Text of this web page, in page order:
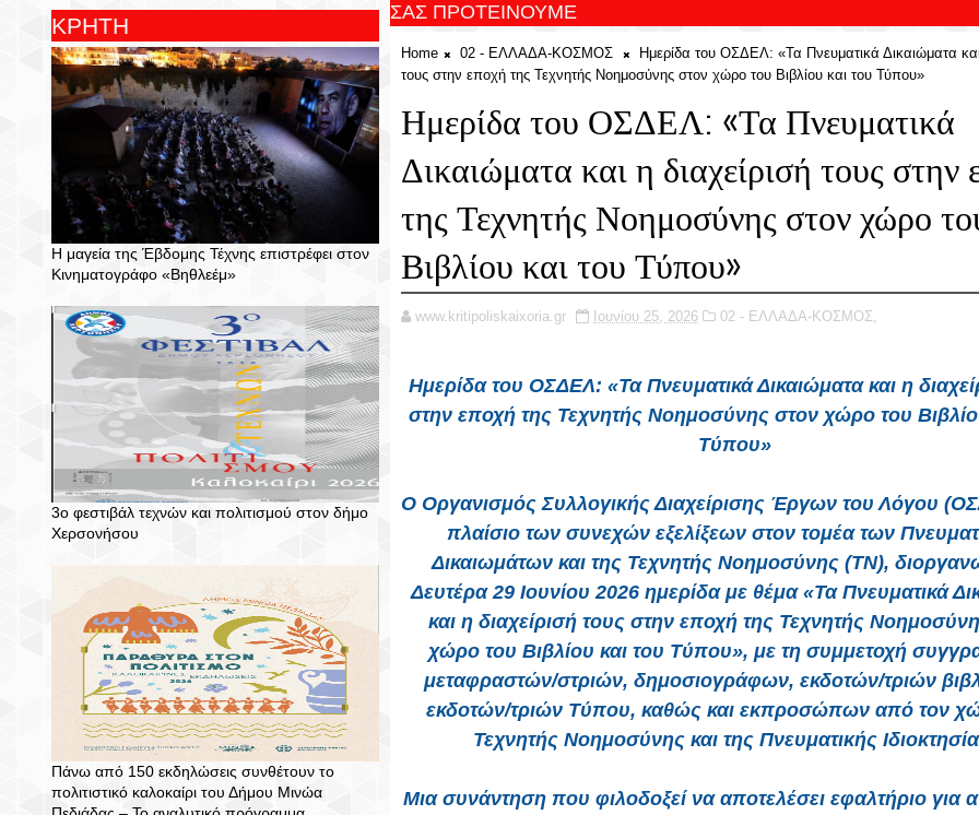
ΚΡΗΤΗ
Η μαγεία της Έβδομης Τέχνης επιστρέφει στον
Κινηματογράφο «Βηθλεέμ»
3ο φεστιβάλ τεχνών και πολιτισμού στον δήμο
Χερσονήσου
Πάνω από 150 εκδηλώσεις συνθέτουν το
πολιτιστικό καλοκαίρι του Δήμου Μινώα
ΣΑΣ ΠΡΟΤΕΙΝΟΥΜΕ
Home 02 - ΕΛΛΑΔΑ-ΚΟΣΜΟΣ
Ημερίδα του ΟΣΔΕΛ: «Τα Πνευματικά Δικαιώματα και
τους στην εποχή της Τεχνητής Νοημοσύνης στον χώρο του Βιβλίου και του Τύπου»
Ημερίδα του ΟΣΔΕΛ: «Τα Πνευματικά
Δικαιώματα και η διαχείρισή τους στην
της Τεχνητής Νοημοσύνης στον χώρο
Βιβλίου και του Τύπου»
www.kritipoliskaixoria.gr Ιουνίου 25, 2026 02 - ΕΛΛΑΔΑ-ΚΟΣΜΟΣ,
Ημερίδα του ΟΣΔΕΛ: «Τα Πνευματικά Δικαιώματα και η
στην εποχή της Τεχνητής Νοημοσύνης στον χώρο του
Τύπου»
Ο Οργανισμός Συλλογικής Διαχείρισης Έργων του Λόγου
πλαίσιο των συνεχών εξελίξεων στον τομέα των
Δικαιωμάτων και της Τεχνητής Νοημοσύνης (ΤΝ),
Δευτέρα 29 Ιουνίου 2026 ημερίδα με θέμα «Τα Πνευματικά
και η διαχείρισή τους στην εποχή της Τεχνητής
χώρο του Βιβλίου και του Τύπου», με τη συμμετοχή
μεταφραστών/στριών, δημοσιογράφων, εκδοτών/τριών
εκδοτών/τριών Τύπου, καθώς και εκπροσώπων από τον
Τεχνητής Νοημοσύνης και της Πνευματικής
Μια συνάντηση που φιλοδοξεί να αποτελέσει εφαλτήριο για